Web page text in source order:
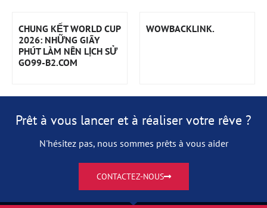
CHUNG KẾT WORLD CUP
2026: NHỮNG GIÂY
PHÚT LÀM NÊN LỊCH SỬ
GO99-B2.COM
WOWBACKLINK.
Prêt à vous lancer et à réaliser votre rêve ?
N'hésitez pas, nous sommes prêts à vous aider
CONTACTEZ-NOUS